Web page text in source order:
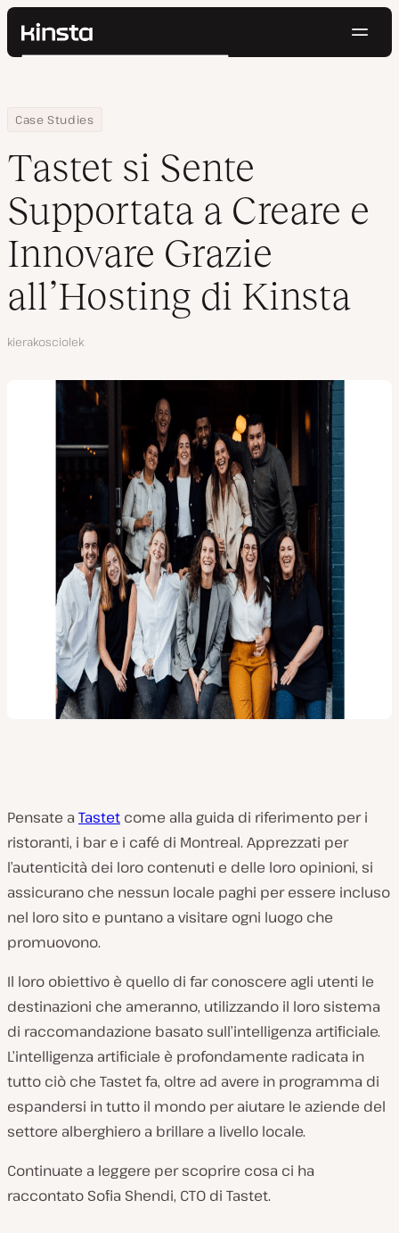
Kinsta®
Prezzi
Contatti
Cerca
Home
Azienda
Case Studies
Tastet si Sente Supportata a Creare e Innovare Grazie
Tastet si Sente
Supportata a Creare e
Innovare Grazie
all’Hosting di Kinsta
Autore
kierakosciolek
Pensate a Tastet come alla guida di riferimento per i
ristoranti, i bar e i café di Montreal. Apprezzati per
l’autenticità dei loro contenuti e delle loro opinioni, si
assicurano che nessun locale paghi per essere incluso
nel loro sito e puntano a visitare ogni luogo che
promuovono.
Il loro obiettivo è quello di far conoscere agli utenti le
destinazioni che ameranno, utilizzando il loro sistema
di raccomandazione basato sull’intelligenza artificiale.
L’intelligenza artificiale è profondamente radicata in
tutto ciò che Tastet fa, oltre ad avere in programma di
espandersi in tutto il mondo per aiutare le aziende del
settore alberghiero a brillare a livello locale.
Continuate a leggere per scoprire cosa ci ha
raccontato Sofia Shendi, CTO di Tastet.